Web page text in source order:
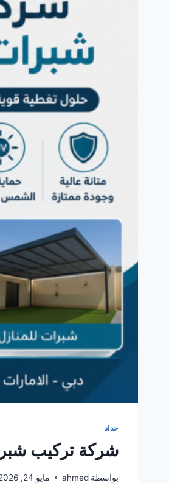
حداد
شركة تركيب شبرات في
بواسطة ahmed مايو 24, 2026